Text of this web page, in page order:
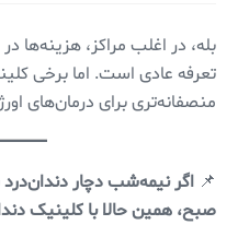
بله، در اغلب مراکز، هزینه‌ها
تعرفه عادی است. اما برخی
منصفانه‌تری برای درمان‌های
📌 اگر نیمه‌شب دچار
صبح، همین حالا با کلینیک